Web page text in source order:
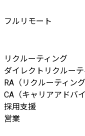
フルリモート
リクルーティング
ダイレクトリクルー
RA（リクルーティン
CA（キャリアアドバイ
採用支援
営業